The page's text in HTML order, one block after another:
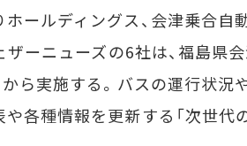
ールディングス、会津乗合自
ザーニューズの6社は、福島県
ら実施する。バスの運行状況
各種情報を更新する「次世代の